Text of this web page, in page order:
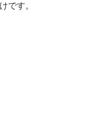
です。